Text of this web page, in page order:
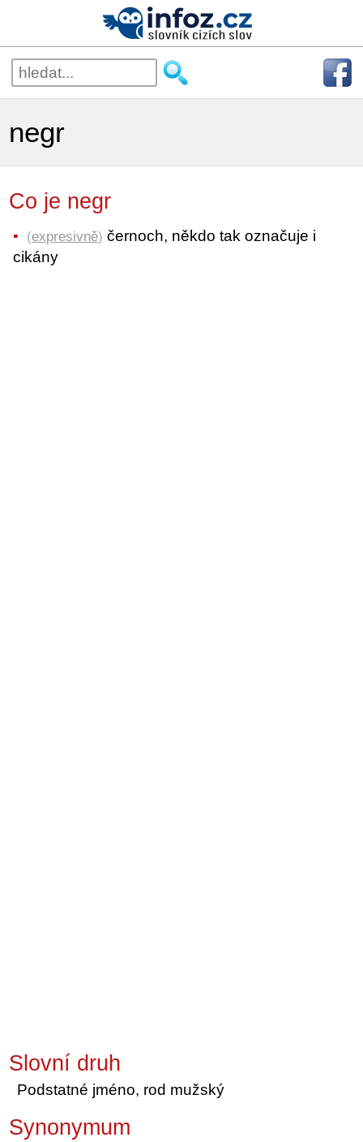
negr
Co je negr
(expresivně) černoch, někdo tak označuje i
cikány
Slovní druh
Podstatné jméno, rod mužský
Synonymum